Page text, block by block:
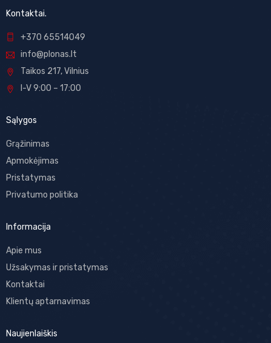
Kontaktai.
+370 65514049
info@plonas.lt
Taikos 217, Vilnius
I-V 9:00 – 17:00
Sąlygos
Grąžinimas
Apmokėjimas
Pristatymas
Privatumo politika
Informacija
Apie mus
Užsakymas ir pristatymas
Kontaktai
Klientų aptarnavimas
Naujienlaiškis